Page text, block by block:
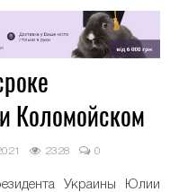
Коломойском
2328 0
Украины Юлии